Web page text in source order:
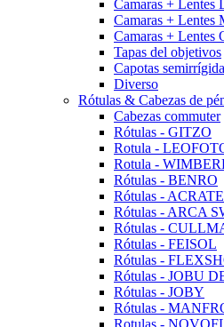
Camaras + Lentes
Camaras +
Camaras +
Tapas del objetivos
Capotas
Diverso
Rótulas & Cabezas de
Cabezas commuter
Rótulas - GITZO
Rotula -
Rotula -
Rótulas - BENRO
Rótulas -
Rótulas - ARCA
Rótulas -
Rótulas - FEISOL
Rótulas -
Rótulas - JOBU
Rótulas - JOBY
Rótulas -
Rotulas -